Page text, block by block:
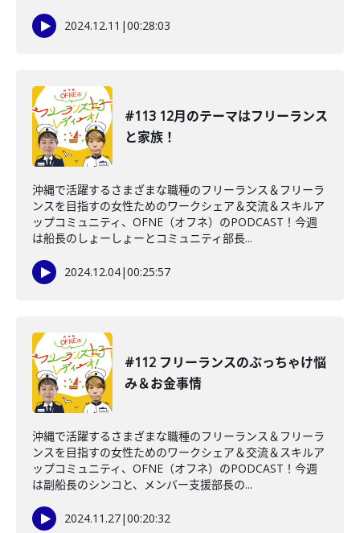
2024.12.11 |00:28:03
#113 12月のテーマはフリーランス
と家族！
沖縄で活躍するさまざまな職種のフリーランス＆フリーラ
ンスを目指すの女性ためのワークシェア＆交流＆スキルア
ップコミュニティ、OFNE（オフネ）のPODCAST！今週
は船長のしょーしょーとコミュニティ部長...
2024.12.04|00:25:57
#112 フリーランスのぶっちゃけ悩
み＆お金事情
沖縄で活躍するさまざまな職種のフリーランス＆フリーラ
ンスを目指すの女性ためのワークシェア＆交流＆スキルア
ップコミュニティ、OFNE（オフネ）のPODCAST！今週
は副船長のシンコと、メンバー支援部長の...
2024.11.27|00:20:32